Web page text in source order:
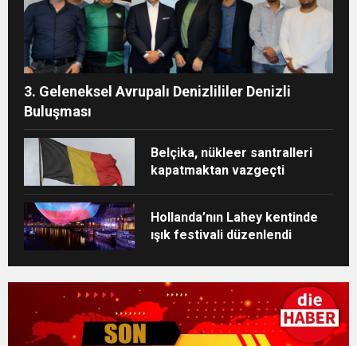
3. Geleneksel Avrupalı Denizlililer Denizli
Buluşması
Belçika, nükleer santralleri
kapatmaktan vazgeçti
Hollanda’nın Lahey kentinde
ışık festivali düzenlendi